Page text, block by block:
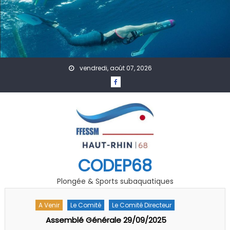
Skip to content
vendredi, août 07, 2026
CODEP68
Plongée & Sports subaquatiques
A Venir Accueil Actualités Affiches
Évènement
Formation
GDF Photo Vidéo